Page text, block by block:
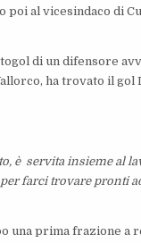
poi al vicesindaco di
di un difensore
ha trovato il
è servitainsiemeal
farci trovare pronti
una prima frazione a